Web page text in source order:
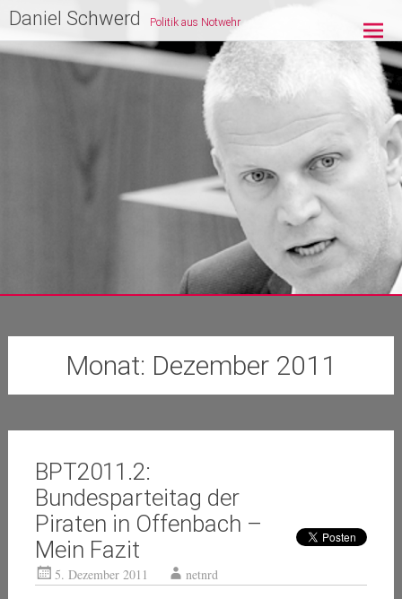
Zum
Inhalt
springen
Daniel Schwerd Politik aus Notwehr
Monat: Dezember 2011
BPT2011.2:
Bundesparteitag der
Piraten in Offenbach –
Mein Fazit
5. Dezember 2011 netnrd